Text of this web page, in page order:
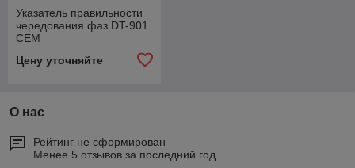
Указатель правильности
чередования фаз DT-901
CEM
Цену уточняйте
О нас
Рейтинг не сформирован
Менее 5 отзывов за последний год